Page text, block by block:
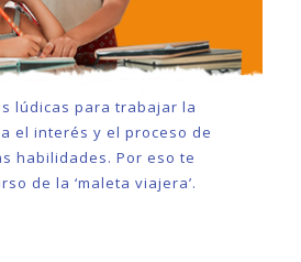
lúdicas para trabajar la
el interés y el proceso de
habilidades. Por eso te
de la ‘maleta viajera’.